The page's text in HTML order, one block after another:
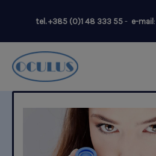
content
tel.+385 (0)1 48 333 55- e-mail: